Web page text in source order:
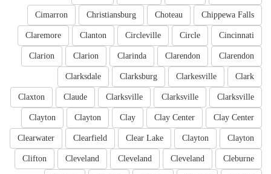
Chippewa Falls
Choteau
Christiansburg
Cimarron
Cincinnati
Circle
Circleville
Clanton
Claremore
Clarendon
Clarendon
Clarinda
Clarion
Clarion
Clark
Clarkesville
Clarksburg
Clarksdale
Clarksville
Clarksville
Clarksville
Claude
Claxton
Clay Center
Clay Center
Clay
Clayton
Clayton
Clayton
Clayton
Clear Lake
Clearfield
Clearwater
Cleburne
Cleveland
Cleveland
Cleveland
Clifton